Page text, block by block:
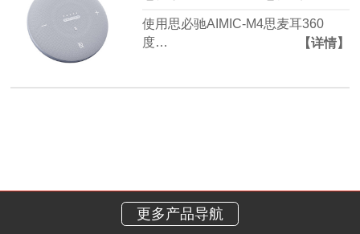
使用思必驰AIMIC-M4思麦耳360
度…
【详情】
更多产品导航